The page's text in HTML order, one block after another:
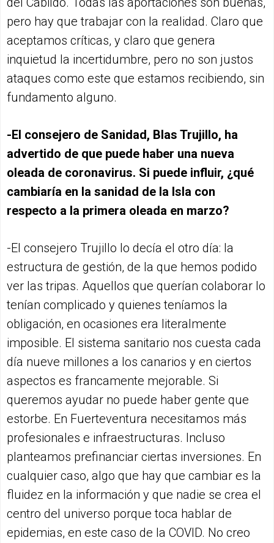
pero hay que trabajar con la realidad. Claro que
aceptamos críticas, y claro que genera
inquietud la incertidumbre, pero no son justos
ataques como este que estamos recibiendo, sin
fundamento alguno.
-El consejero de Sanidad, Blas Trujillo, ha
advertido de que puede haber una nueva
oleada de coronavirus. Si puede influir, ¿qué
cambiaría en la sanidad de la Isla con
respecto a la primera oleada en marzo?
-El consejero Trujillo lo decía el otro día: la
estructura de gestión, de la que hemos podido
ver las tripas. Aquellos que querían colaborar lo
tenían complicado y quienes teníamos la
obligación, en ocasiones era literalmente
imposible. El sistema sanitario nos cuesta cada
día nueve millones a los canarios y en ciertos
aspectos es francamente mejorable. Si
queremos ayudar no puede haber gente que
estorbe. En Fuerteventura necesitamos más
profesionales e infraestructuras. Incluso
planteamos prefinanciar ciertas inversiones. En
cualquier caso, algo que hay que cambiar es la
fluidez en la información y que nadie se crea el
centro del universo porque toca hablar de
epidemias, en este caso de la COVID. No creo